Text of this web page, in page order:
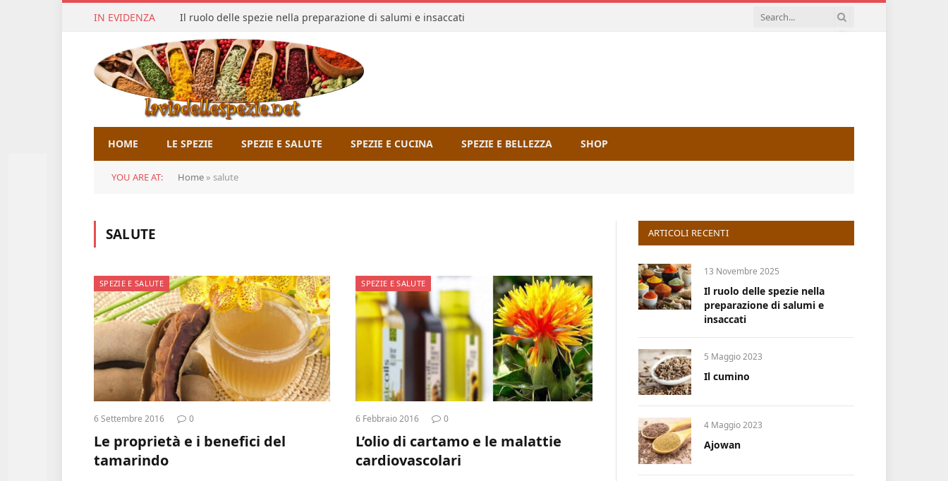
IN EVIDENZA Il ruolo delle spezie nella preparazione di salumi e insaccati
HOME LE SPEZIE SPEZIE E SALUTE SPEZIE E CUCINA SPEZIE E BELLEZZA SHOP
YOU ARE AT: Home » salute
SALUTE
SPEZIE E SALUTE
6 Settembre 2016 0
Le proprietà e i benefici del
tamarindo
SPEZIE E SALUTE
6 Febbraio 2016 0
L’olio di cartamo e le malattie
cardiovascolari
ARTICOLI RECENTI
13 Novembre 2025
Il ruolo delle spezie nella
preparazione di salumi e
insaccati
5 Maggio 2023
Il cumino
4 Maggio 2023
Ajowan